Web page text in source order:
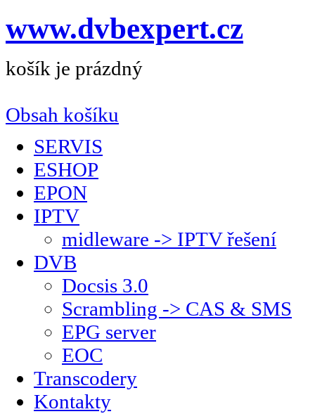
www.dvbexpert.cz
košík je prázdný
Obsah košíku
SERVIS
ESHOP
EPON
IPTV
midleware -> IPTV řešení
DVB
Docsis 3.0
Scrambling -> CAS & SMS
EPG server
EOC
Transcodery
Kontakty